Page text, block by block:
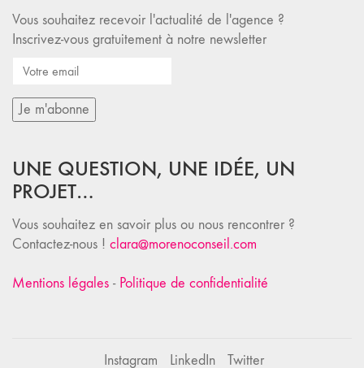
Vous souhaitez recevoir l'actualité de l'agence ?
Inscrivez-vous gratuitement à notre newsletter
UNE QUESTION, UNE IDÉE, UN
PROJET…
Vous souhaitez en savoir plus ou nous rencontrer ?
Contactez-nous ! clara@morenoconseil.com
Mentions légales - Politique de confidentialité
Instagram LinkedIn Twitter